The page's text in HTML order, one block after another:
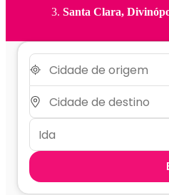
Santa Clara,